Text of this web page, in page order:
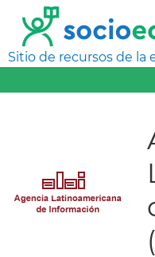
Sitio de recursos de la